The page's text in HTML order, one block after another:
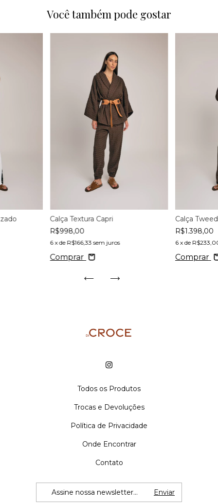
Você também pode gostar
Calça Textura Capri
R$998,00
6 x de R$166,33 sem juros
Comprar
Calça
R$1.398,00
6 x de
Comprar
Todos os Produtos
Trocas e Devoluções
Política de Privacidade
Onde Encontrar
Contato